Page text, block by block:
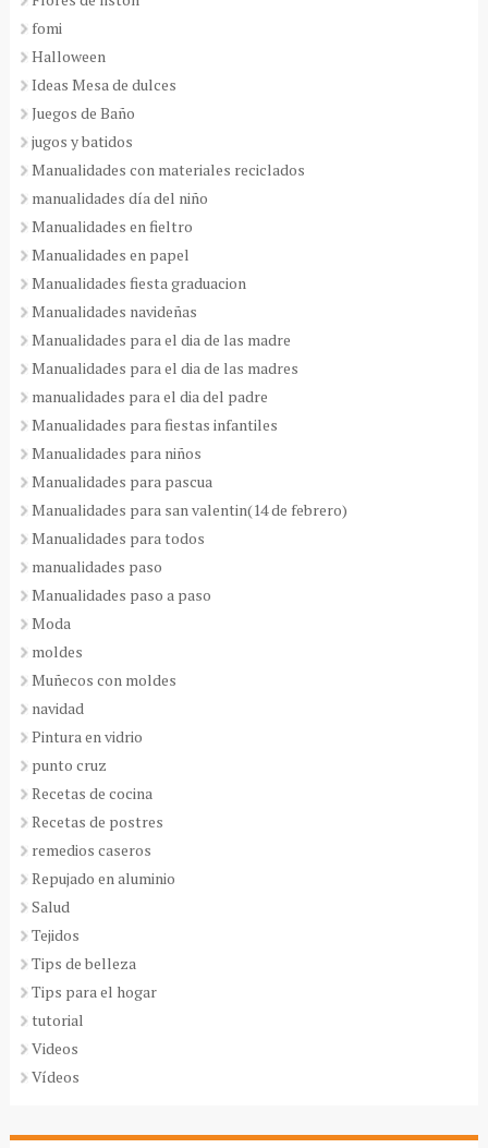
fomi
Halloween
Ideas Mesa de dulces
Juegos de Baño
jugos y batidos
Manualidades con materiales reciclados
manualidades día del niño
Manualidades en fieltro
Manualidades en papel
Manualidades fiesta graduacion
Manualidades navideñas
Manualidades para el dia de las madre
Manualidades para el dia de las madres
manualidades para el dia del padre
Manualidades para fiestas infantiles
Manualidades para niños
Manualidades para pascua
Manualidades para san valentin(14 de febrero)
Manualidades para todos
manualidades paso
Manualidades paso a paso
Moda
moldes
Muñecos con moldes
navidad
Pintura en vidrio
punto cruz
Recetas de cocina
Recetas de postres
remedios caseros
Repujado en aluminio
Salud
Tejidos
Tips de belleza
Tips para el hogar
tutorial
Videos
Vídeos